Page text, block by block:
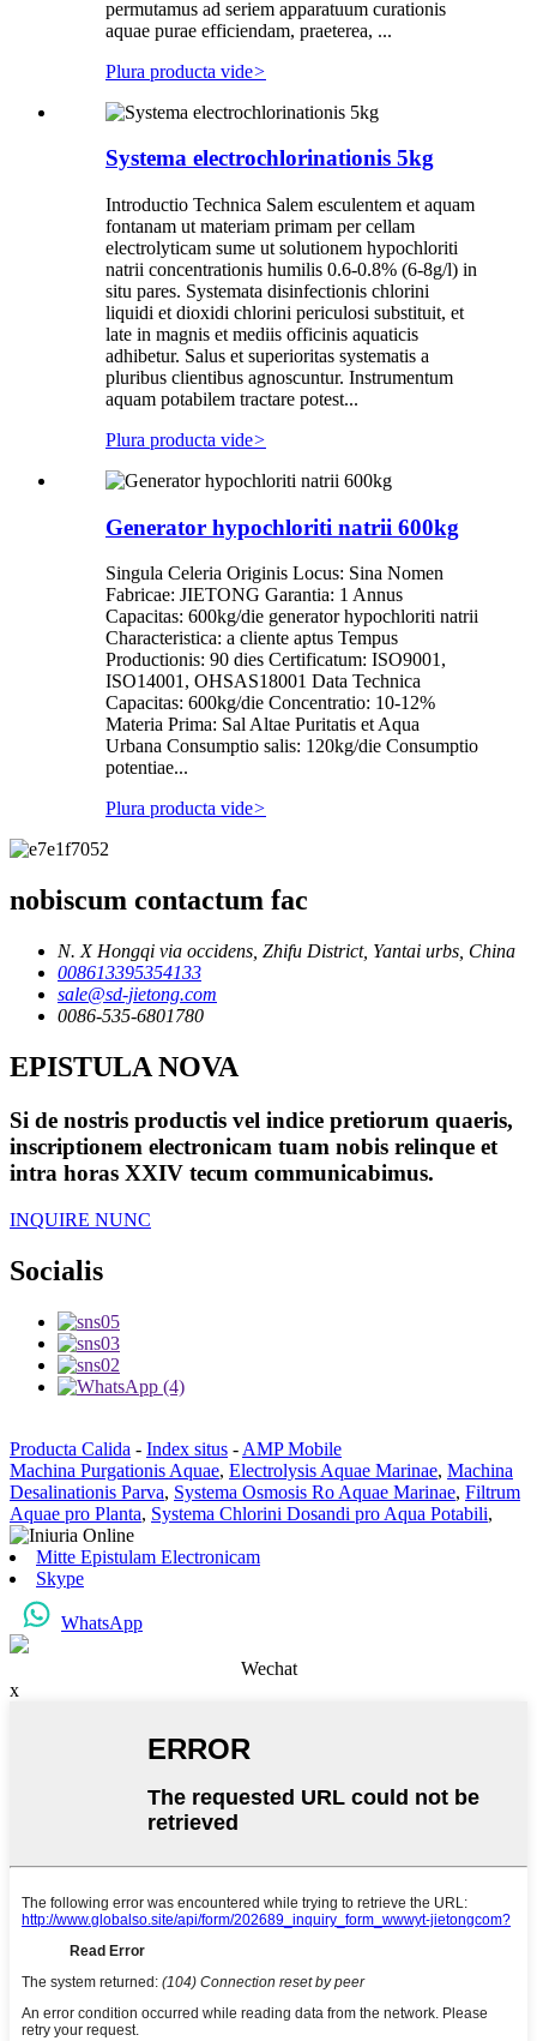
permutamus ad seriem apparatuum curationis
aquae purae efficiendam, praeterea, ...
Plura producta vide>
Systema electrochlorinationis 5kg
Introductio Technica Salem esculentem et aquam
fontanam ut materiam primam per cellam
electrolyticam sume ut solutionem hypochloriti
natrii concentrationis humilis 0.6-0.8% (6-8g/l) in
situ pares. Systemata disinfectionis chlorini
liquidi et dioxidi chlorini periculosi substituit, et
late in magnis et mediis officinis aquaticis
adhibetur. Salus et superioritas systematis a
pluribus clientibus agnoscuntur. Instrumentum
aquam potabilem tractare potest...
Plura producta vide>
Generator hypochloriti natrii 600kg
Singula Celeria Originis Locus: Sina Nomen
Fabricae: JIETONG Garantia: 1 Annus
Capacitas: 600kg/die generator hypochloriti natrii
Characteristica: a cliente aptus Tempus
Productionis: 90 dies Certificatum: ISO9001,
ISO14001, OHSAS18001 Data Technica
Capacitas: 600kg/die Concentratio: 10-12%
Materia Prima: Sal Altae Puritatis et Aqua
Urbana Consumptio salis: 120kg/die Consumptio
potentiae...
Plura producta vide>
nobiscum contactum fac
N. X Hongqi via occidens, Zhifu District, Yantai urbs, China
008613395354133
sale@sd-jietong.com
0086-535-6801780
EPISTULA NOVA
Si de nostris productis vel indice pretiorum quaeris,
inscriptionem electronicam tuam nobis relinque et
intra horas XXIV tecum communicabimus.
INQUIRE NUNC
Socialis
Producta Calida - Index situs - AMP Mobile
Machina Purgationis Aquae, Electrolysis Aquae Marinae, Machina
Desalinationis Parva, Systema Osmosis Ro Aquae Marinae, Filtrum
Aquae pro Planta, Systema Chlorini Dosandi pro Aqua Potabili,
Mitte Epistulam Electronicam
Skype
WhatsApp
Wechat
x